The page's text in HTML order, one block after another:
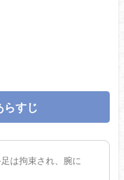
らすじ
は拘束され、腕に